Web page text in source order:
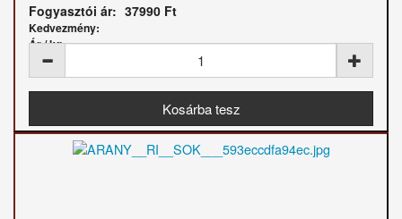
Fogyasztói ár: 37990 Ft
Kedvezmény:
Ár / kg: